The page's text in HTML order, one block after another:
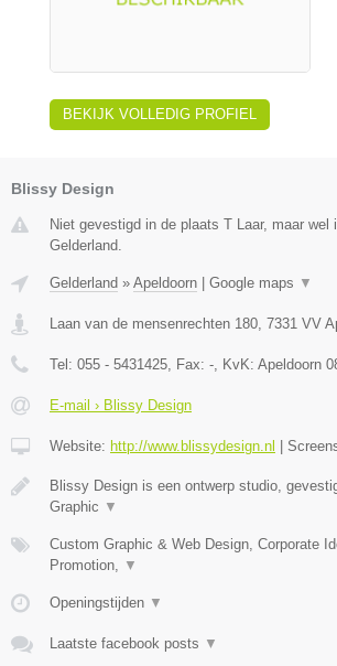
BEKIJK VOLLEDIG PROFIEL
Blissy Design
Niet gevestigd in de plaats T Laar, maar wel
Gelderland.
Gelderland » Apeldoorn Google maps ▼
Laan van de mensenrechten 180 7331 VV
Tel: 055 - 5431425 , Fax: - , KvK: Apeldoorn
E-mail › Blissy Design
Website: http://www.blissydesign.nl
Blissy Design is een ontwerp studio,
Graphic ▼
Custom Graphic & Web Design, Corporate
Promotion,
▼
Openingstijden ▼
Laatste facebook posts ▼